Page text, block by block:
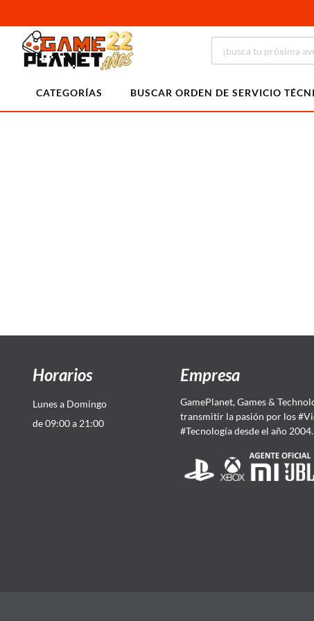
CATEGORÍAS BUSCAR ORDEN DE SERVICIO
Horarios
Lunes a Domingo
de 09:00 a 21:00
Empresa
GamePlanet, Games &
transmitir la pasión por los
#Tecnología desde el año 2004.